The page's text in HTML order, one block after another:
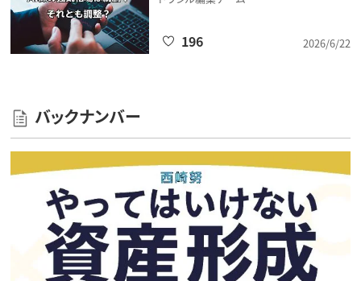
2026/6/22
196
バックナンバー